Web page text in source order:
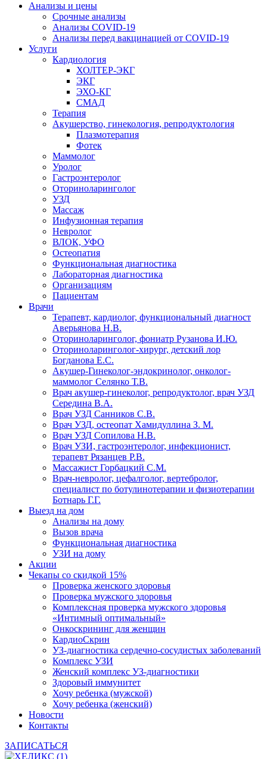
Анализы и цены
Срочные анализы
Анализы COVID-19
Анализы перед вакцинацией от COVID-19
Услуги
Кардиология
ХОЛТЕР-ЭКГ
ЭКГ
ЭХО-КГ
СМАД
Терапия
Акушерство, гинекология, репродуктология
Плазмотерапия
Фотек
Маммолог
Уролог
Гастроэнтеролог
Оториноларинголог
УЗД
Массаж
Инфузионная терапия
Невролог
ВЛОК, УФО
Остеопатия
Функциональная диагностика
Лабораторная диагностика
Организациям
Пациентам
Врачи
Терапевт, кардиолог, функциональный диагност
Аверьянова Н.В.
Оториноларинголог, фониатр Рузанова И.Ю.
Оториноларинголог-хирург, детский лор
Богданова Е.С.
Акушер-Гинеколог-эндокринолог, онколог-
маммолог Селянко Т.В.
Врач акушер-гинеколог, репродуктолог, врач УЗД
Середина В.А.
Врач УЗД Санников С.В.
Врач УЗД, остеопат Хамидуллина З. М.
Врач УЗД Сопилова Н.В.
Врач УЗИ, гастроэнтеролог, инфекционист,
терапевт Рязанцев Р.В.
Массажист Горбацкий С.М.
Врач-невролог, цефалголог, вертебролог,
специалист по ботулинотерапии и физиотерапии
Ботнарь Г.Г.
Выезд на дом
Анализы на дому
Вызов врача
Функциональная диагностика
УЗИ на дому
Акции
Чекапы со скидкой 15%
Проверка женского здоровья
Проверка мужского здоровья
Комплексная проверка мужского здоровья
«Интимный оптимальный»
Онкоcкрининг для женщин
КардиоСкрин
УЗ-диагностика сердечно-сосудистых заболеваний
Комплекс УЗИ
Женский комплекс УЗ-диагностики
Здоровый иммунитет
Хочу ребенка (мужской)
Хочу ребенка (женский)
Новости
Контакты
ЗАПИСАТЬСЯ